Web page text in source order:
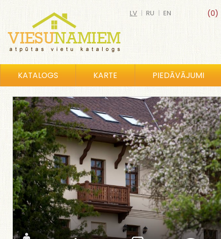
(0)
LV | RU | EN
KATALOGS KARTE PIEDĀVĀJUMI